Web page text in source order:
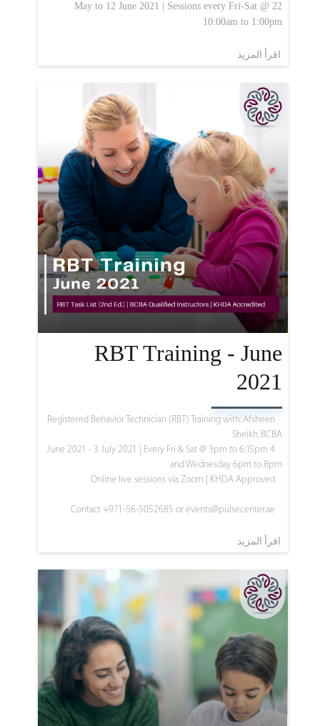
22 May to 12 June 2021 | Sessions every Fri-Sat @
10:00am to 1:00pm
اقرأ المزيد
RBT Training - June
2021
Registered Behavior Technician (RBT) Training with: Afsheen
Sheikh, BCBA
4 June 2021 - 3 July 2021 | Every Fri & Sat @ 3pm to 6:15pm
and Wednesday 6pm to 8pm
Online live sessions via Zoom | KHDA Approved
Contact +971-56-5052685 or events@pulsecenter.ae
اقرأ المزيد